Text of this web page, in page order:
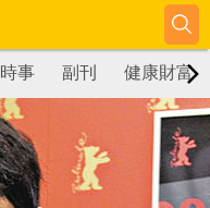
時事 副刊 健康財富